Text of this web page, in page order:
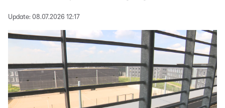
Update: 08.07.2026 12:17